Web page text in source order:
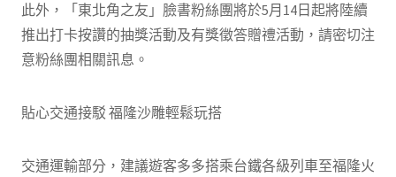
此外，「東北角之友」臉書粉絲團將於5月14日起將陸續
推出打卡按讚的抽獎活動及有獎徵答贈禮活動，請密切注
意粉絲團相關訊息。
貼心交通接駁 福隆沙雕輕鬆玩搭
交通運輸部分，建議遊客多多搭乘台鐵各級列車至福隆火